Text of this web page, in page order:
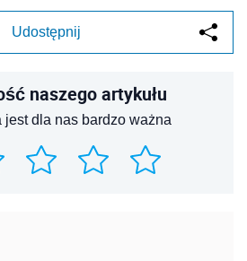
Udostępnij
naszego artykułu
jest dla nas bardzo ważna